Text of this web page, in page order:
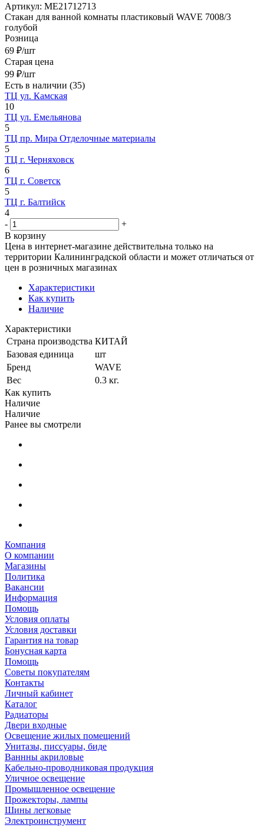
Артикул: МЕ21712713
Стакан для ванной комнаты пластиковый WAVE 7008/3
голубой
Розница
69 ₽/шт
Старая цена
99 ₽/шт
Есть в наличии (35)
ТЦ ул. Камская
10
ТЦ ул. Емельянова
5
ТЦ пр. Мира Отделочные материалы
5
ТЦ г. Черняховск
6
ТЦ г. Советск
5
ТЦ г. Балтийск
4
-
+
В корзину
Цена в интернет-магазине действительна только на
территории Калининградской области и может отличаться от
цен в розничных магазинах
Характеристики
Как купить
Наличие
Характеристики
Страна производства КИТАЙ
Базовая единица
шт
Бренд
WAVE
Вес
0.3 кг.
Как купить
Наличие
Наличие
Ранее вы смотрели
Компания
О компании
Магазины
Политика
Вакансии
Информация
Помощь
Условия оплаты
Условия доставки
Гарантия на товар
Бонусная карта
Помощь
Советы покупателям
Контакты
Личный кабинет
Каталог
Радиаторы
Двери входные
Освещение жилых помещений
Унитазы, писсуары, биде
Ваннны акриловые
Кабельно-проводниковая продукция
Уличное освещение
Промышленное освещение
Прожекторы, лампы
Шины легковые
Электроинструмент